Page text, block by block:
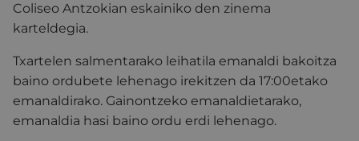
Coliseo Antzokian eskainiko den zinema
karteldegia.
Txartelen salmentarako leihatila emanaldi bakoitza
baino ordubete lehenago irekitzen da 17:00etako
emanaldirako. Gainontzeko emanaldietarako,
emanaldia hasi baino ordu erdi lehenago.